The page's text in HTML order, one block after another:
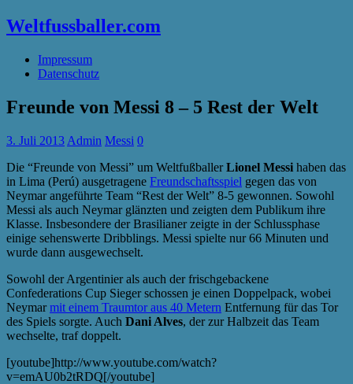
Weltfussballer.com
Impressum
Datenschutz
Freunde von Messi 8 – 5 Rest der Welt
3. Juli 2013 Admin Messi 0
Die “Freunde von Messi” um WeltfußballerLionel Messi haben das
in Lima (Perú) ausgetragene Freundschaftsspiel gegen das von
Neymar angeführte Team “Rest der Welt” 8-5 gewonnen. Sowohl
Messi als auch Neymar glänzten und zeigten dem Publikum ihre
Klasse. Insbesondere der Brasilianer zeigte in der Schlussphase
einige sehenswerte Dribblings. Messi spielte nur 66 Minuten und
wurde dann ausgewechselt.
Sowohl der Argentinier als auch der frischgebackene
Confederations Cup Sieger schossen je einen Doppelpack, wobei
Neymarmit einem Traumtor aus 40 Metern Entfernung für das Tor
des Spiels sorgte. Auch Dani Alves, der zur Halbzeit das Team
wechselte, traf doppelt.
[youtube]http://www.youtube.com/watch?
v=emAU0b2tRDQ[/youtube]